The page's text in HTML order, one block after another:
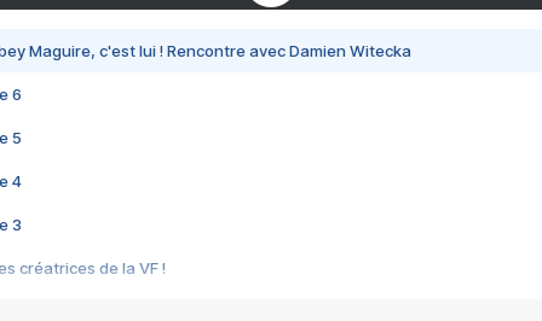
Maguire, c'est lui ! Rencontre avec Damien Witecka
6
5
4
3
créatrices de la VF !